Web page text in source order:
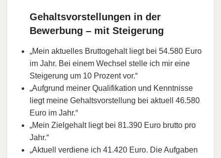
Gehaltsvorstellungen in der
Bewerbung – mit Steigerung
„Mein aktuelles Bruttogehalt liegt bei 54.580 Euro
im Jahr. Bei einem Wechsel stelle ich mir eine
Steigerung um 10 Prozent vor.“
„Aufgrund meiner Qualifikation und Kenntnisse
liegt meine Gehaltsvorstellung bei aktuell 46.580
Euro im Jahr.“
„Mein Zielgehalt liegt bei 81.390 Euro brutto pro
Jahr.“
„Aktuell verdiene ich 41.420 Euro. Die Aufgaben